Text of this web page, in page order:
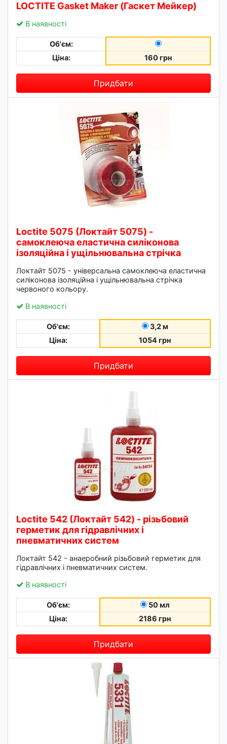
LOCTITE Gasket Maker (Гаскет Мейкер)
В наявності
Об'єм:
Ціна:
160 грн
Придбати
Loctite 5075 (Локтайт 5075) -
самоклеюча еластична силіконова
ізоляційна і ущільнювальна стрічка
Локтайт 5075 - універсальна самоклеюча еластична
силіконова ізоляційна і ущільнювальна стрічка
червоного кольору.
В наявності
Об'єм:
3,2 м
Ціна:
1054 грн
Придбати
Loctite 542 (Локтайт 542) - різьбовий
герметик для гідравлічних і
пневматичних систем
Локтайт 542 - анаеробний різьбовий герметик для
гідравлічних і пневматичних систем.
В наявності
Об'єм:
50 мл
Ціна:
2186 грн
Придбати